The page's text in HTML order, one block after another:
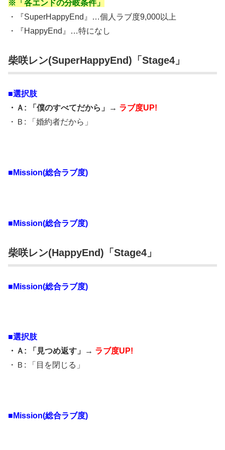
※「各エンドの分岐条件」
・『SuperHappyEnd』…個人ラブ度9,000以上
・『HappyEnd』…特になし
柴咲レン(SuperHappyEnd)「Stage4」
■選択肢
・Ａ: 「僕のすべてだから」→ ラブ度UP!
・Ｂ: 「婚約者だから」
■Mission(総合ラブ度)
■Mission(総合ラブ度)
柴咲レン(HappyEnd)「Stage4」
■Mission(総合ラブ度)
■選択肢
・Ａ: 「見つめ返す」→ ラブ度UP!
・Ｂ: 「目を閉じる」
■Mission(総合ラブ度)